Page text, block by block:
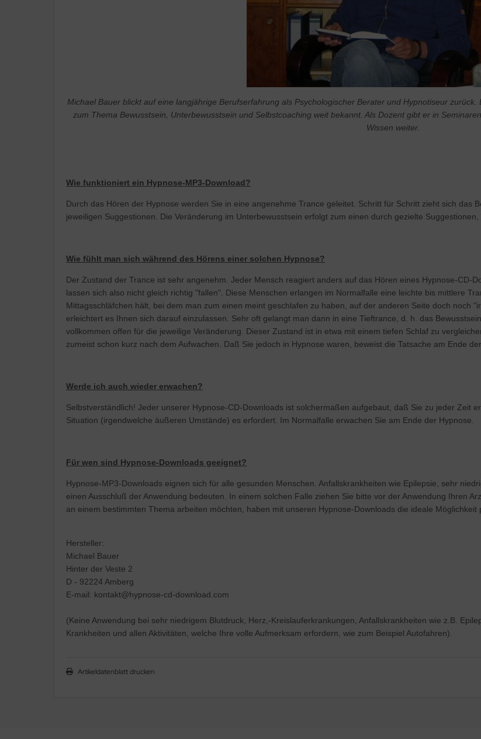
Michael Bauer blickt auf eine langjährige Berufserfahrung als Psychologischer Berater und Hypnotiseur
zum Thema Bewusstsein, Unterbewusstsein und Selbstcoaching weit bekannt. Als Dozent gibt er in
Wissen weiter.
Wie funktioniert ein Hypnose-MP3-Download?
Durch das Hören der Hypnose werden Sie in eine angenehme Trance geleitet. Schritt für Schritt zieht sich das
jeweiligen Suggestionen. Die Veränderung im Unterbewusstsein erfolgt zum einen durch gezielte
Wie fühlt man sich während des Hörens einer solchen Hypnose?
Der Zustand der Trance ist sehr angenehm. Jeder Mensch reagiert anders auf das Hören eines Hypnose-CD-
lassen sich also nicht gleich richtig "fallen". Diese Menschen erlangen im Normalfalle eine leichte bis mittlere
Mittagsschläfchen hält, bei dem man zum einen meint geschlafen zu haben, auf der anderen Seite doch noch
erleichtert es Ihnen sich darauf einzulassen. Sehr oft gelangt man dann in eine Tieftrance, d. h. das
vollkommen offen für die jeweilige Veränderung. Dieser Zustand ist in etwa mit einem tiefen Schlaf zu
zumeist schon kurz nach dem Aufwachen. Daß Sie jedoch in Hypnose waren, beweist die Tatsache am Ende
Werde ich auch wieder erwachen?
Selbstverständlich! Jeder unserer Hypnose-CD-Downloads ist solchermaßen aufgebaut, daß Sie zu jeder Zeit
Situation (irgendwelche äußeren Umstände) es erfordert. Im Normalfalle erwachen Sie am Ende der Hypnose.
Für wen sind Hypnose-Downloads geeignet?
Hypnose-MP3-Downloads eignen sich für alle gesunden Menschen. Anfallskrankheiten wie Epilepsie, sehr
einen Ausschluß der Anwendung bedeuten. In einem solchen Falle ziehen Sie bitte vor der Anwendung Ihren
an einem bestimmten Thema arbeiten möchten, haben mit unseren Hypnose-Downloads die ideale Möglichkeit
Hersteller:
Michael Bauer
Hinter der Veste 2
D - 92224 Amberg
E-mail: kontakt@hypnose-cd-download.com
(Keine Anwendung bei sehr niedrigem Blutdruck, Herz,-Kreislauferkrankungen, Anfallskrankheiten wie z.B.
Krankheiten und allen Aktivitäten, welche Ihre volle Aufmerksam erfordern, wie zum Beispiel Autofahren).
Artikeldatenblatt drucken